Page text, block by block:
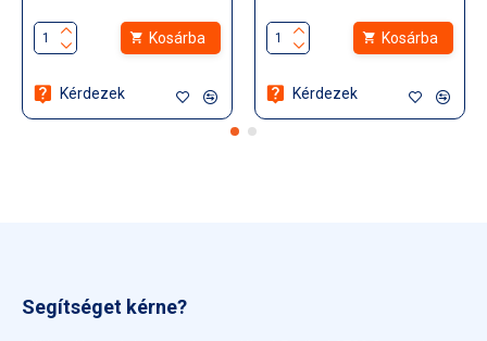
Kosárba
Kérdezek
Kosárba
Kérdezek
Segítséget kérne?